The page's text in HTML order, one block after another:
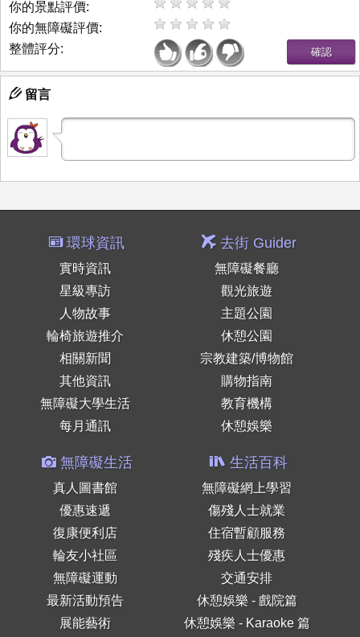
你的景點評價:
你的無障礙評價:
整體評分:
留言
環球資訊
實時資訊
星級專訪
人物故事
輪椅旅遊推介
相關新聞
其他資訊
無障礙大學生活
每月通訊
去街 Guider
無障礙餐廳
觀光旅遊
主題公園
休憩公園
宗教建築/博物館
購物指南
教育機構
休憩娛樂
無障礙生活
真人圖書館
優惠速遞
復康便利店
輪友小社區
無障礙運動
最新活動預告
展能藝術
生活百科
無障礙網上學習
傷殘人士就業
住宿暫顧服務
殘疾人士優惠
交通安排
休憩娛樂 - 戲院篇
休憩娛樂 - Karaoke 篇